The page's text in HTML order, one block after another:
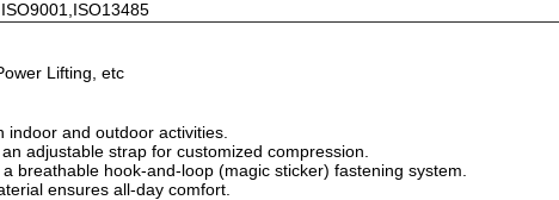
Lifting, etc
and outdoor activities.
adjustable strap for customized compression.
breathable hook-and-loop (magic sticker) fastening system.
ensures all-day comfort.